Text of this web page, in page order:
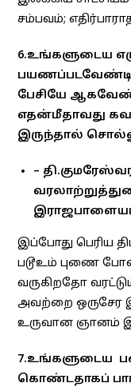
சம்பவம்;
6.உங்களுடைய
பேசியே
எதன்மீதாவது
இருந்தால்
–
இப்போது பெரிய
படூஉம் புணை
வருகிறதோ
அவற்றை ஒருசேர
உருவான ஞானம்
7.உங்களுடைய
கொண்டதாகப்